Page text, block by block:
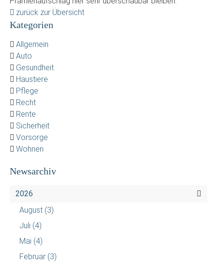
zurück zur Übersicht
Kategorien
Allgemein
Auto
Gesundheit
Haustiere
Pflege
Recht
Rente
Sicherheit
Vorsorge
Wohnen
Newsarchiv
2026
August (3)
Juli (4)
Mai (4)
Februar (3)